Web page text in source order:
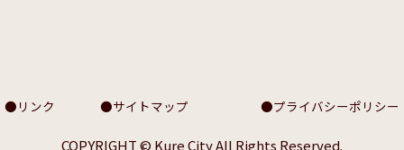
リンク サイトマップ プライバシーポリシー
COPYRIGHT © Kure City All Rights Reserved.